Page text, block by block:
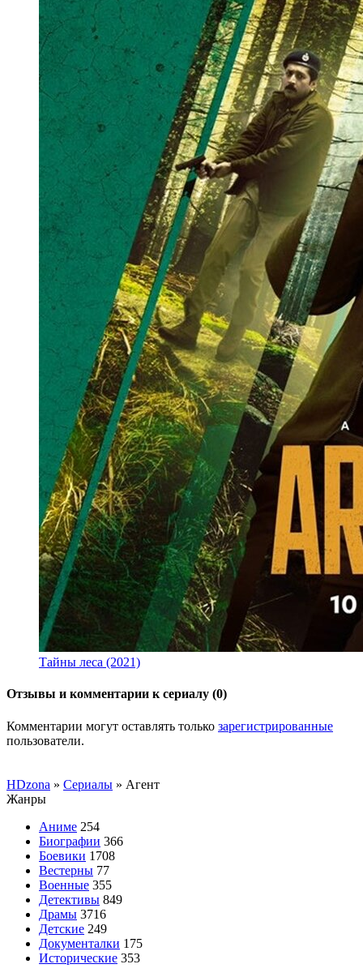
Тайны леса (2021)
Отзывы и комментарии к сериалу (0)
Комментарии могут оставлять только зарегистрированные
пользователи.
HDzona » Сериалы » Агент
Жанры
Аниме 254
Биографии 366
Боевики 1708
Вестерны 77
Военные 355
Детективы 849
Драмы 3716
Детские 249
Документалки 175
Исторические 353